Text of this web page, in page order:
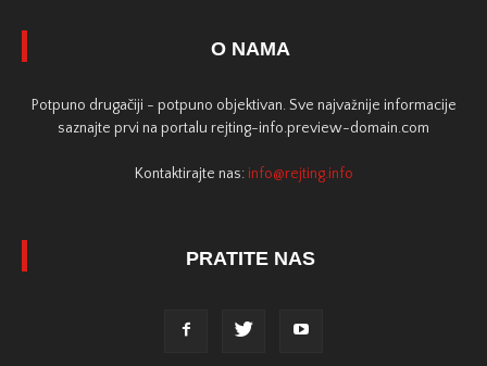
O NAMA
Potpuno drugačiji - potpuno objektivan. Sve najvažnije informacije
saznajte prvi na portalu rejting-info.preview-domain.com
Kontaktirajte nas: info@rejting.info
PRATITE NAS